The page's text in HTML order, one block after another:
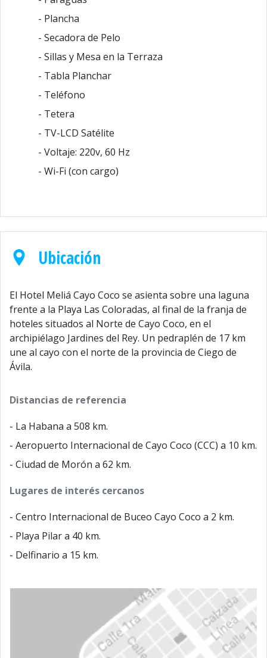
- Plancha
- Secadora de Pelo
- Sillas y Mesa en la Terraza
- Tabla Planchar
- Teléfono
- Tetera
- TV-LCD Satélite
- Voltaje: 220v, 60 Hz
- Wi-Fi (con cargo)
Ubicación
El Hotel Meliá Cayo Coco se asienta sobre una laguna
frente a la Playa Las Coloradas, al final de la franja de
hoteles situados al Norte de Cayo Coco, en el
archipiélago Jardines del Rey. Un pedraplén de 17 km
une al cayo con el norte de la provincia de Ciego de
Ávila.
Distancias de referencia
- La Habana a 508 km.
- Aeropuerto Internacional de Cayo Coco (CCC) a 10 km.
- Ciudad de Morón a 62 km.
Lugares de interés cercanos
- Centro Internacional de Buceo Cayo Coco a 2 km.
- Playa Pilar a 40 km.
- Delfinario a 15 km.